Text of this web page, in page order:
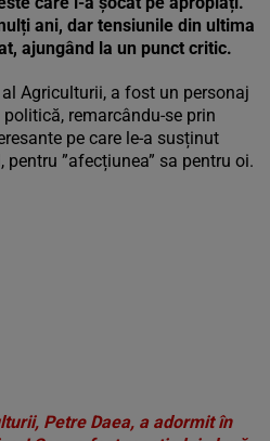
ani, dar tensiunile din ultima
ajungând la un punct critic.
Agriculturii, a fost un personaj
remarcându-se prin
pe care le-a susținut
”afecțiunea” sa pentru oi.
Petre Daea, a adormit în